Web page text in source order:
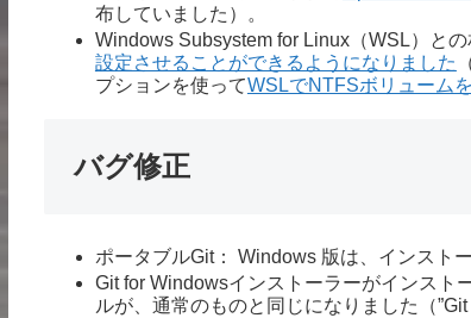
布していました）。
Windows Subsystem for Linux（WSL）との
設定させることができるようになりました
プションを使ってWSLでNTFSボリューム
バグ修正
ポータブルGit： Windows 版は、インスト
Git for Windowsインストーラーがインスト
ルが、通常のものと同じになりました（